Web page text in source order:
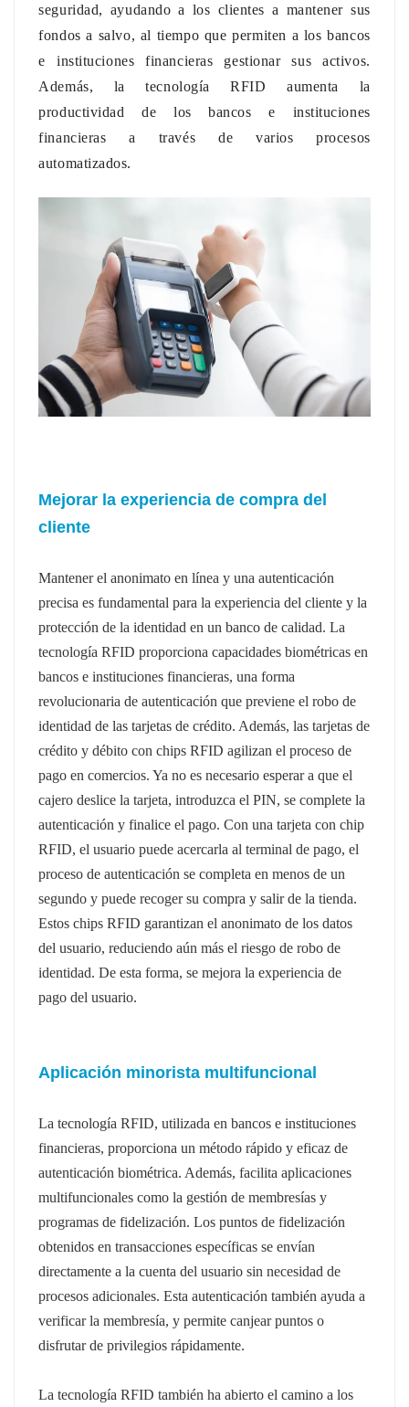
seguridad, ayudando a los clientes a mantener sus
fondos a salvo, al tiempo que permiten a los bancos
e instituciones financieras gestionar sus activos.
Además, la tecnología RFIDaumenta la
productividad de los bancos e instituciones
financieras a través devarios procesos
automatizados.
Mejorar la experiencia de compra del
cliente
Mantener el anonimato en línea y una autenticación
precisa es fundamental para la experiencia del cliente y la
protección de la identidad en un banco de calidad. La
tecnología RFID proporciona capacidades biométricas en
bancos e instituciones financieras, una forma
revolucionaria de autenticación que previene el robo de
identidad de las tarjetas de crédito. Además, las tarjetas de
crédito y débito con chips RFID agilizan el proceso de
pago en comercios. Ya no es necesario esperar a que el
cajero deslice la tarjeta, introduzca el PIN, se complete la
autenticación y finalice el pago. Con una tarjeta con chip
RFID, el usuario puede acercarla al terminal de pago, el
proceso de autenticación se completa en menos de un
segundo y puede recoger su compra y salir de la tienda.
Estos chips RFID garantizan el anonimato de los datos
del usuario, reduciendo aún más el riesgo de robo de
identidad. De esta forma, se mejora la experiencia de
pago del usuario.
Aplicación minorista multifuncional
La tecnología RFID, utilizada en bancos e instituciones
financieras, proporciona un método rápido y eficaz de
autenticación biométrica. Además, facilita aplicaciones
multifuncionales como la gestión de membresías y
programas de fidelización. Los puntos de fidelización
obtenidos en transacciones específicas se envían
directamente a la cuenta del usuario sin necesidad de
procesos adicionales. Esta autenticación también ayuda a
verificar la membresía, y permite canjear puntos o
disfrutar de privilegios rápidamente.
La tecnología RFID también ha abierto el camino a los